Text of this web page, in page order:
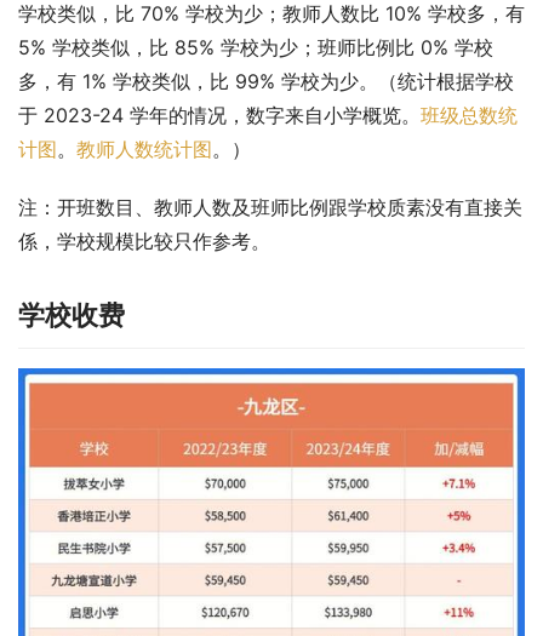
学校类似，比 70% 学校为少；教师人数比 10% 学校多，有
5% 学校类似，比 85% 学校为少；班师比例比 0% 学校
多，有 1% 学校类似，比 99% 学校为少。（统计根据学校
于 2023-24 学年的情况，数字来自小学概览。 班级总数统
计图。 教师人数统计图。）
注：开班数目、教师人数及班师比例跟学校质素没有直接关
係，学校规模比较只作参考。
学校收费